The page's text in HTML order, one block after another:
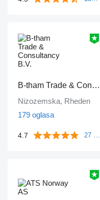
B-tham Trade & Consultancy B.V.
Nizozemska, Rheden
179 oglasa
4.7 27 komentara